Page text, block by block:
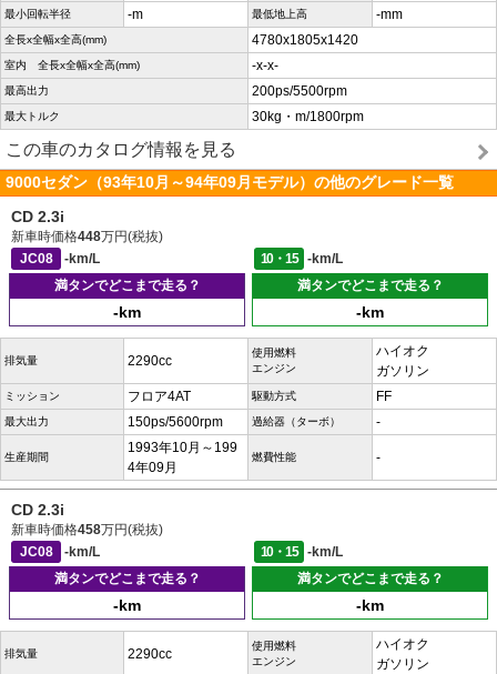
最小回転半径 -m 最低地上高 -mm
全長x全幅x全高(mm) 4780x1805x1420
室内 全長x全幅x全高(mm) -x-x-
最高出力 200ps/5500rpm
最大トルク 30kg・m/1800rpm
この車のカタログ情報を見る
9000セダン（93年10月～94年09月モデル）の他のグレード一覧
CD 2.3i
新車時価格448万円(税抜)
JC08
-km/L 10・15
-km/L
満タンでどこまで走る？
-km
満タンでどこまで走る？
-km
排気量 2290cc
使用燃料
エンジン
ハイオク
ガソリン
ミッション フロア4AT 駆動方式 FF
最大出力 150ps/5600rpm 過給器（ターボ） -
生産期間
1993年10月～199
4年09月
燃費性能 -
CD 2.3i
新車時価格458万円(税抜)
JC08
-km/L 10・15
-km/L
満タンでどこまで走る？
-km
満タンでどこまで走る？
-km
排気量 2290cc
使用燃料
エンジン
ハイオク
ガソリン